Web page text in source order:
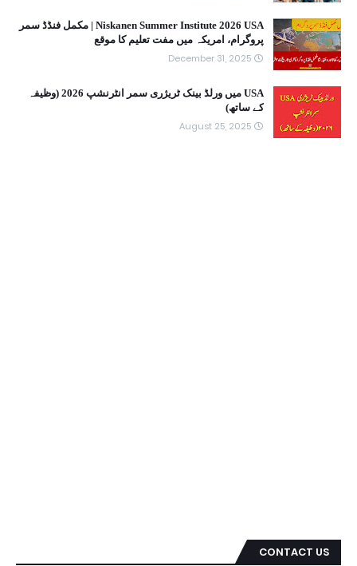
Niskanen Summer Institute 2026 USA | مکمل فنڈڈ سمر
پروگرام، امریکہ میں مفت تعلیم کا موقع
December 31, 2025
USA میں ورلڈ بینک ٹریژری سمر انٹرنشپ 2026 (وظیفہ
کے ساتھ)
August 25, 2025
CONTACT US